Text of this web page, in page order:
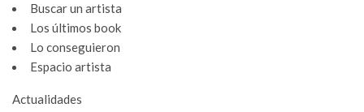
Buscar un artista
Los últimos book
Lo conseguieron
Espacio artista
Actualidades